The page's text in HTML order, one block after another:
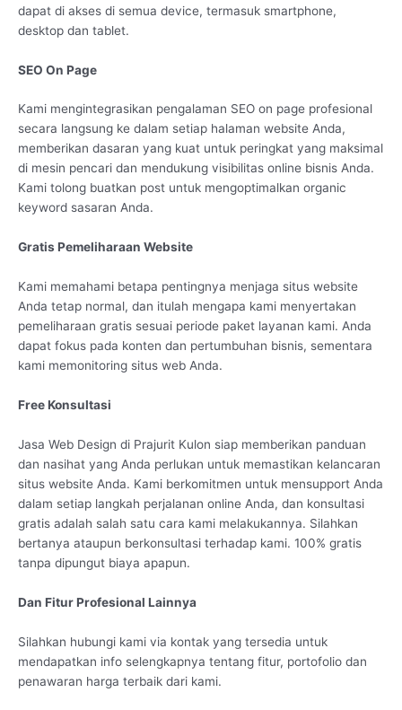
dapat di akses di semua device, termasuk smartphone,
desktop dan tablet.
SEO On Page
Kami mengintegrasikan pengalaman SEO on page profesional
secara langsung ke dalam setiap halaman website Anda,
memberikan dasaran yang kuat untuk peringkat yang maksimal
di mesin pencari dan mendukung visibilitas online bisnis Anda.
Kami tolong buatkan post untuk mengoptimalkan organic
keyword sasaran Anda.
Gratis Pemeliharaan Website
Kami memahami betapa pentingnya menjaga situs website
Anda tetap normal, dan itulah mengapa kami menyertakan
pemeliharaan gratis sesuai periode paket layanan kami. Anda
dapat fokus pada konten dan pertumbuhan bisnis, sementara
kami memonitoring situs web Anda.
Free Konsultasi
Jasa Web Design di Prajurit Kulon siap memberikan panduan
dan nasihat yang Anda perlukan untuk memastikan kelancaran
situs website Anda. Kami berkomitmen untuk mensupport Anda
dalam setiap langkah perjalanan online Anda, dan konsultasi
gratis adalah salah satu cara kami melakukannya. Silahkan
bertanya ataupun berkonsultasi terhadap kami. 100% gratis
tanpa dipungut biaya apapun.
Dan Fitur Profesional Lainnya
Silahkan hubungi kami via kontak yang tersedia untuk
mendapatkan info selengkapnya tentang fitur, portofolio dan
penawaran harga terbaik dari kami.